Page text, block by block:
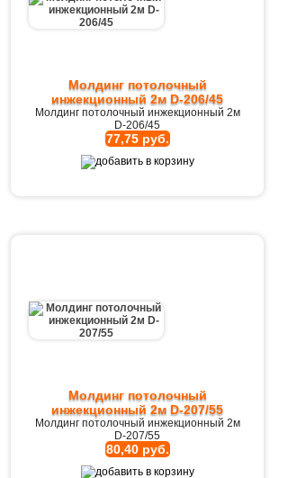
Молдинг потолочный
инжекционный 2м D-206/45
Молдинг потолочный инжекционный 2м
D-206/45
77,75 руб.
Молдинг потолочный
инжекционный 2м D-207/55
Молдинг потолочный инжекционный 2м
D-207/55
80,40 руб.